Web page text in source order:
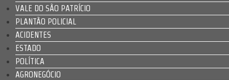
VALE DO SÃO PATRÍCIO
PLANTÃO POLICIAL
ACIDENTES
ESTADO
POLÍTICA
AGRONEGÓCIO